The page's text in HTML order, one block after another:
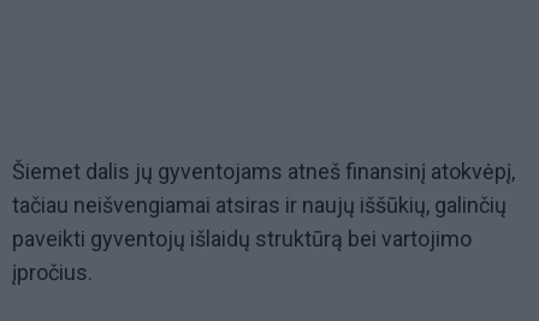
Šiemet dalis jų gyventojams atneš finansinį atokvėpį,
tačiau neišvengiamai atsiras ir naujų iššūkių, galinčių
paveikti gyventojų išlaidų struktūrą bei vartojimo
įpročius.